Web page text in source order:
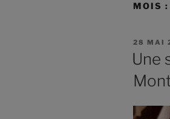
MOIS :
28 MAI
Une